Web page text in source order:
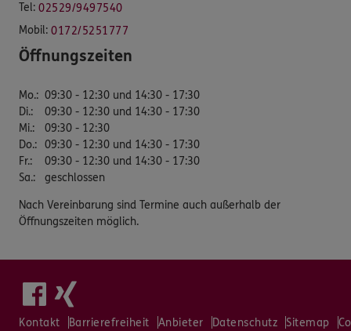
Tel: 02529/9497540
Mobil: 0172/5251777
Öffnungszeiten
Mo.: 09:30 - 12:30 und 14:30 - 17:30
Di.:
09:30 - 12:30 und 14:30 - 17:30
Mi.:
09:30 - 12:30
Do.: 09:30 - 12:30 und 14:30 - 17:30
Fr.:
09:30 - 12:30 und 14:30 - 17:30
Sa.: geschlossen
Nach Vereinbarung sind Termine auch außerhalb der
Öffnungszeiten möglich.
Kontakt Barrierefreiheit Anbieter Datenschutz Sitemap